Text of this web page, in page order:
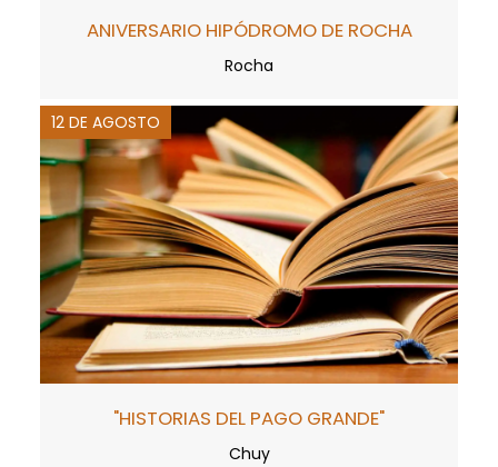
ANIVERSARIO HIPÓDROMO DE ROCHA
Rocha
12 DE AGOSTO
"HISTORIAS DEL PAGO GRANDE"
Chuy